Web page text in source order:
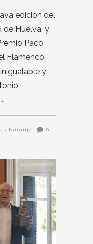
edición del
de Huelva, y
Paco
Flamenco.
y
Naranjo 0